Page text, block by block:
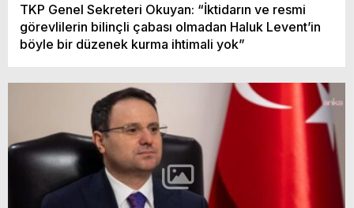
TKP Genel Sekreteri Okuyan: “İktidarın ve resmi
görevlilerin bilinçli çabası olmadan Haluk Levent’in
böyle bir düzenek kurma ihtimali yok”